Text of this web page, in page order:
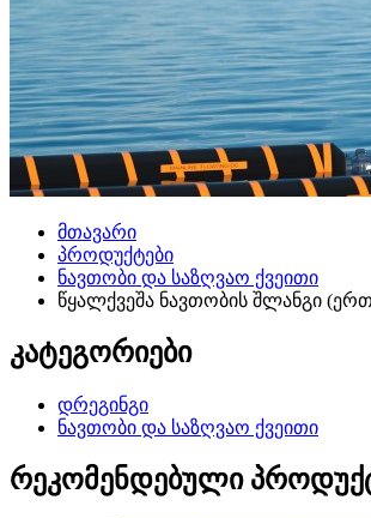
მთავარი
პროდუქტები
ნავთობი და საზღვაო ქვეითი
წყალქვეშა ნავთობის შლანგი
კატეგორიები
დრეგინგი
ნავთობი და საზღვაო ქვეითი
რეკომენდებული